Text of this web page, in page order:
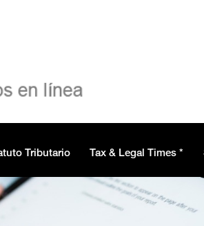
Tributario Tax & Legal Times *